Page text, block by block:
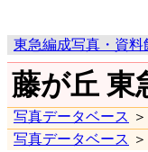
東急編成写真・資料
藤が丘 東
写真データベース ＞
写真データベース ＞